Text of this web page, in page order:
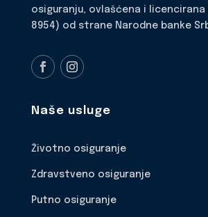
osiguranju, ovlašćena i licencirana
8954) od strane Narodne banke
Naše usluge
Životno osiguranje
Zdravstveno osiguranje
Putno osiguranje